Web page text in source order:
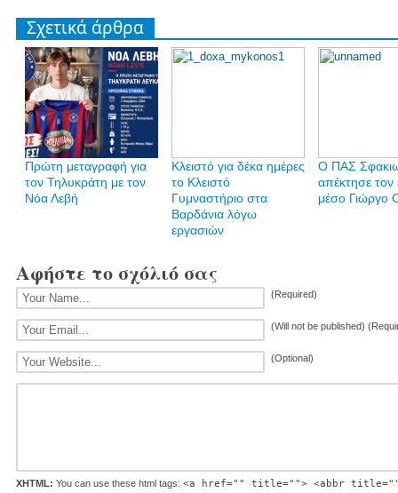
Σχετικά άρθρα
Πρώτη μεταγραφή για
τον Τηλυκράτη με τον
Νόα Λεβή
Κλειστό για δέκα ημέρες
το Κλειστό
Γυμναστήριο στα
Βαρδάνια λόγω
εργασιών
Ο ΠΑΣ
απέκτησε τον
μέσο Γιώργο
Αφήστε το σχόλιό σας
(Required)
(Will not be published)
(Optional)
XHTML: You can use these html tags: <a href="" title=""> <abbr